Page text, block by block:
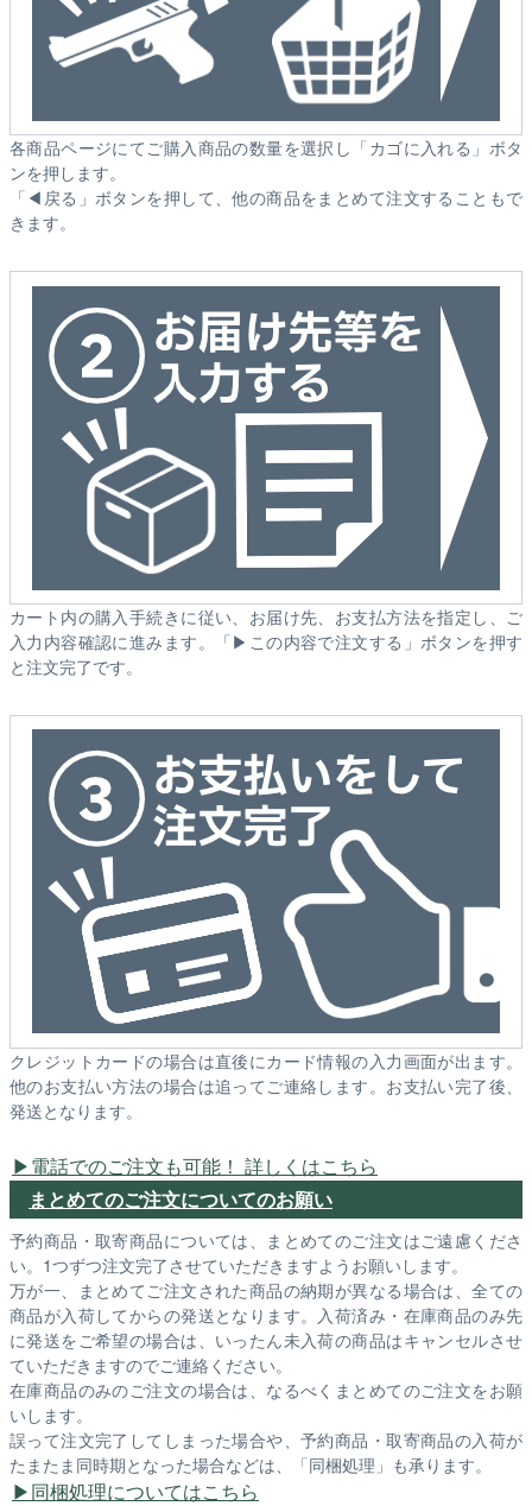
各商品ページにてご購入商品の数量を選択し「カゴに入れる」ボタ
ンを押します。
「◀戻る」ボタンを押して、他の商品をまとめて注文することもで
きます。
カート内の購入手続きに従い、お届け先、お支払方法を指定し、ご
入力内容確認に進みます。「▶この内容で注文する」ボタンを押す
と注文完了です。
クレジットカードの場合は直後にカード情報の入力画面が出ます。
他のお支払い方法の場合は追ってご連絡します。お支払い完了後、
発送となります。
電話でのご注文も可能！ 詳しくはこちら
まとめてのご注文についてのお願い
予約商品・取寄商品については、まとめてのご注文はご遠慮くださ
い。1つずつ注文完了させていただきますようお願いします。
万が一、まとめてご注文された商品の納期が異なる場合は、全ての
商品が入荷してからの発送となります。入荷済み・在庫商品のみ先
に発送をご希望の場合は、いったん未入荷の商品はキャンセルさせ
ていただきますのでご連絡ください。
在庫商品のみのご注文の場合は、なるべくまとめてのご注文をお願
いします。
誤って注文完了してしまった場合や、予約商品・取寄商品の入荷が
たまたま同時期となった場合などは、「同梱処理」も承ります。
同梱処理についてはこちら